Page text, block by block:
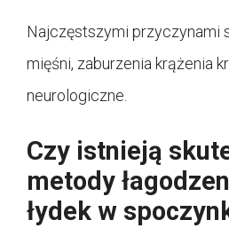
Najczęstszymi przyczynami
mięśni, zaburzenia krążenia
neurologiczne.
Czy istnieją
metody
łydek w